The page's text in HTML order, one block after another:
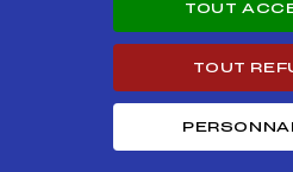
Carrières
TOUT
TOUT